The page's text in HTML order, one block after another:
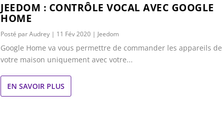
JEEDOM : CONTRÔLE VOCAL AVEC GOOGLE
HOME
Posté parAudrey | 11 Fév 2020 | Jeedom
Google Home va vous permettre de commander les appareils de
votre maison uniquement avec votre...
EN SAVOIR PLUS